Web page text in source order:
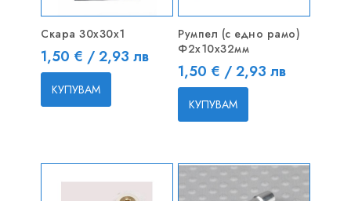
Скара 30x30x1
Цена
1,50 € / 2,93 лв
КУПУВАМ
Румпел (с едно рамо)
Ф2х10x32мм
Цена
1,50 € / 2,93 лв
КУПУВАМ